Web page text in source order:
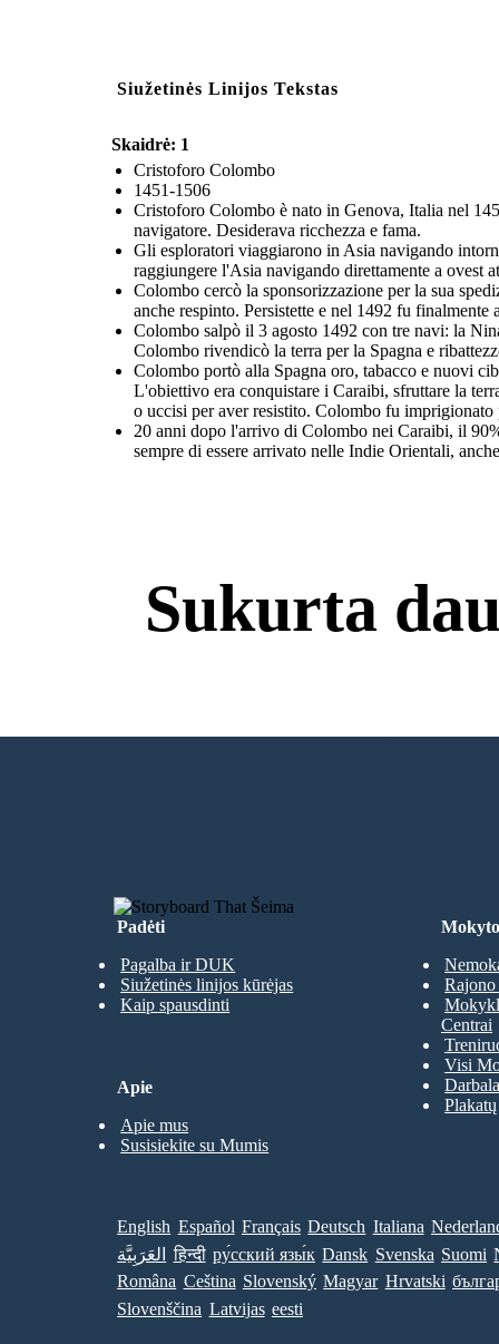
Siužetinės Linijos Tekstas
Skaidrė: 1
Cristoforo Colombo
1451-1506
Cristoforo Colombo è nato in Genova, Italia nel
navigatore. Desiderava ricchezza e fama.
Gli esploratori viaggiarono in Asia navigando
raggiungere l'Asia navigando direttamente a ovest
Colombo cercò la sponsorizzazione per la sua
anche respinto. Persistette e nel 1492 fu
Colombo salpò il 3 agosto 1492 con tre navi: la
Colombo rivendicò la terra per la Spagna e
Colombo portò alla Spagna oro, tabacco e nuovi
L'obiettivo era conquistare i Caraibi, sfruttare la
o uccisi per aver resistito. Colombo fu
20 anni dopo l'arrivo di Colombo nei Caraibi, il
sempre di essere arrivato nelle Indie Orientali,
Sukurta
Nereikia
Padėti
Pagalba ir DUK
Siužetinės linijos kūrėjas
Kaip spausdinti
Rajono
Centrai
Visi
Apie
Apie mus
Susisiekite su Mumis
English Español Français Deutsch Italiana
العَرَبِيَّة
हिन्दी ру́сский язы́к Dansk Svenska Suomi
Româna Ceština Slovenský Magyar Hrvatski
Slovenščina Latvijas eesti